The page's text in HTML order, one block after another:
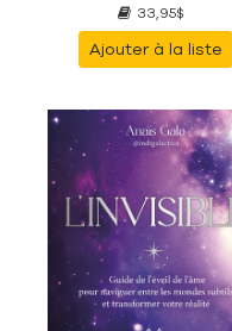
33,95$
Ajouter à la liste